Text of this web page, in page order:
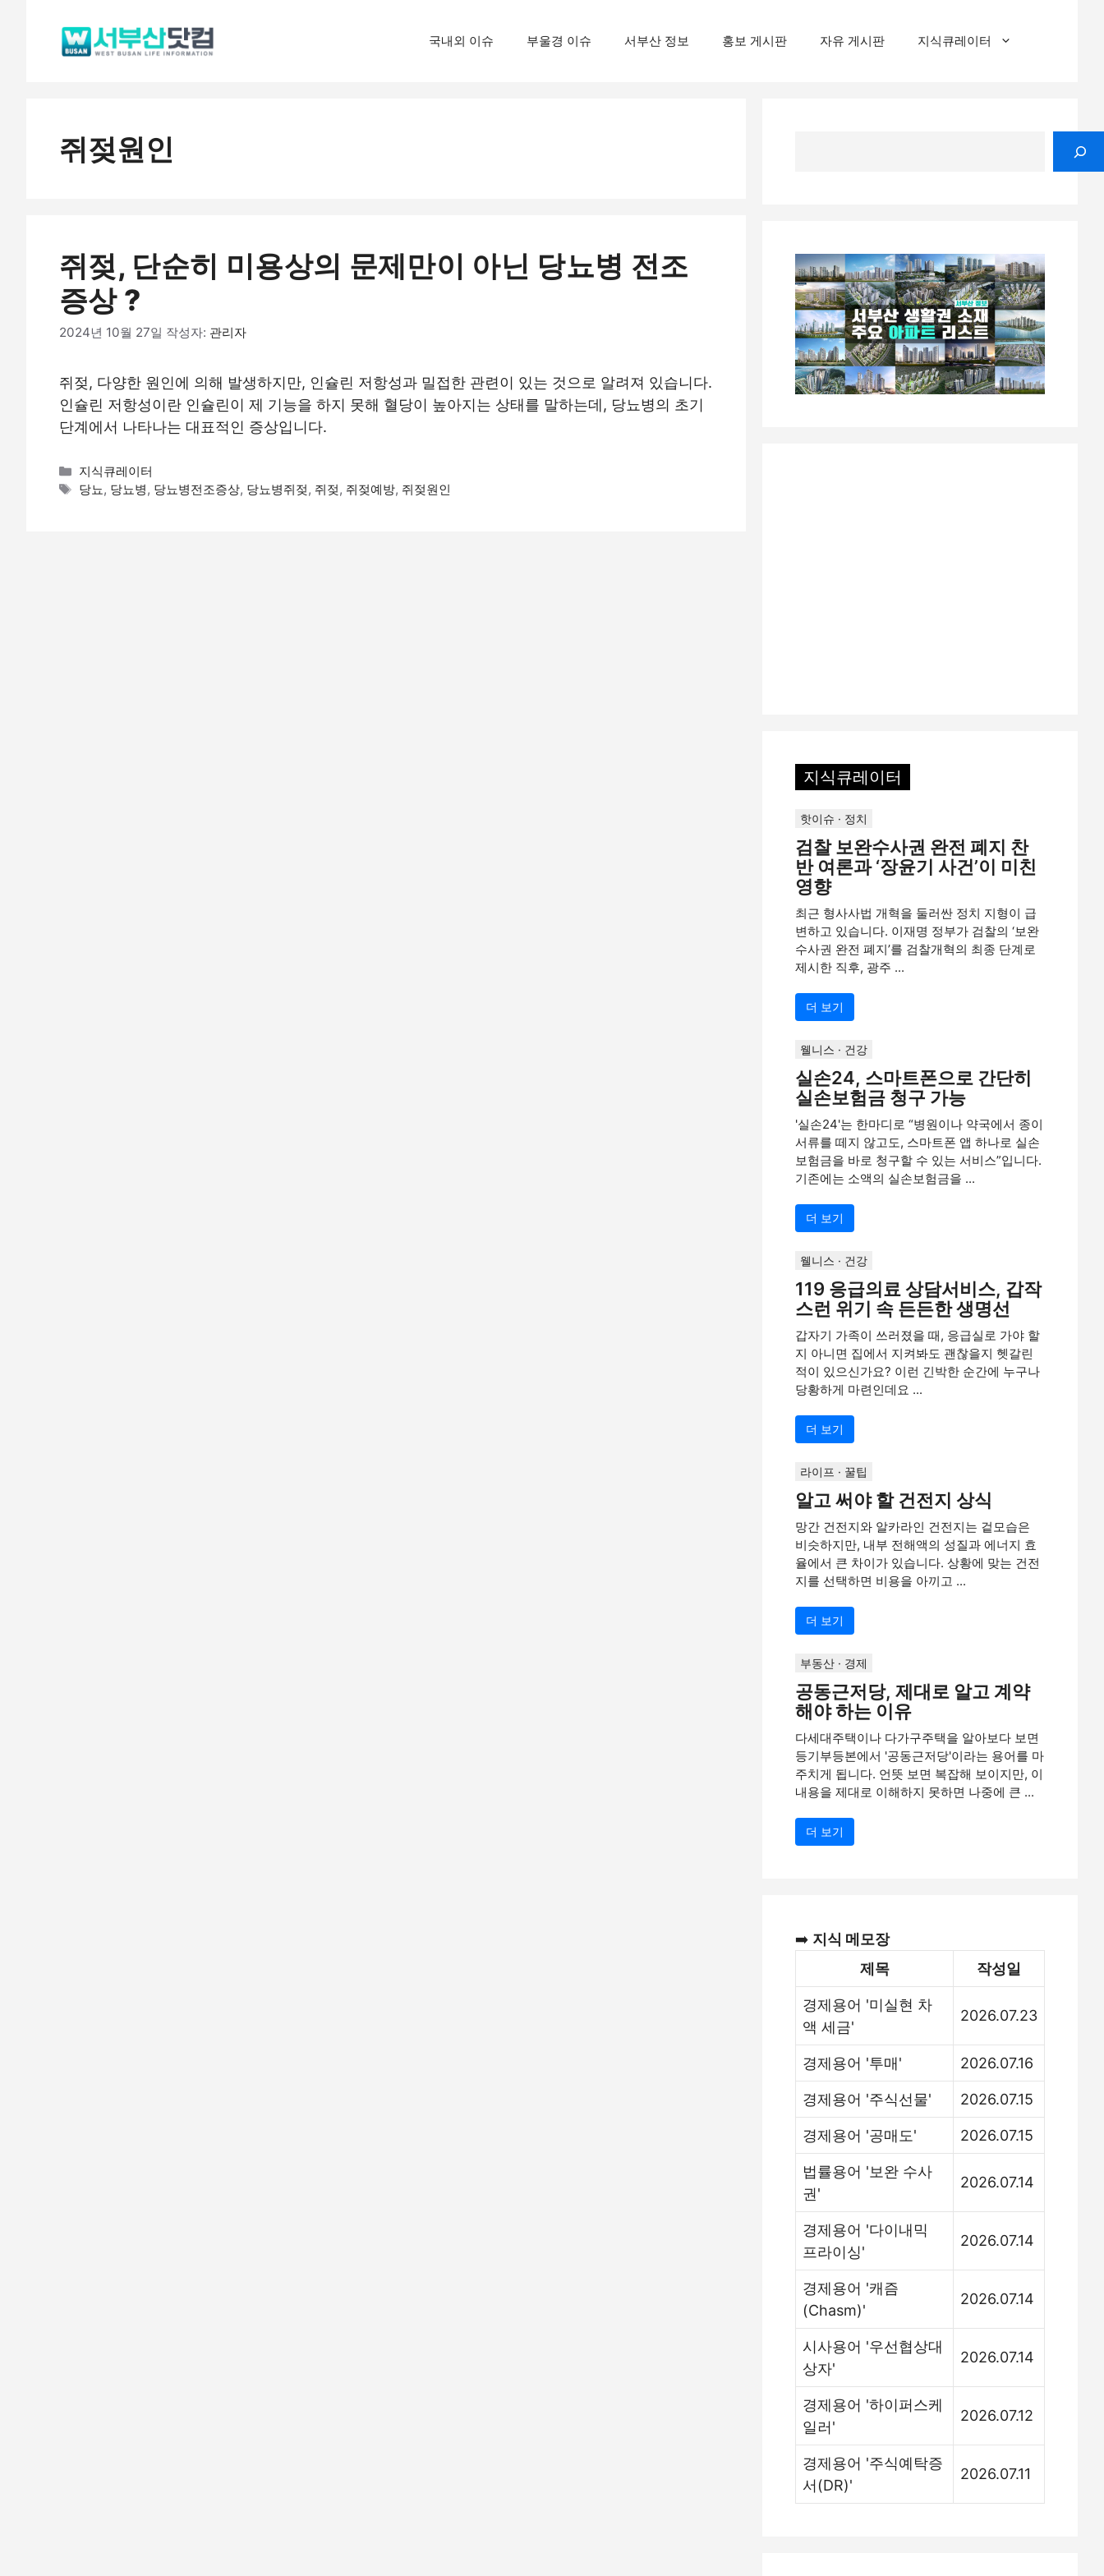
국내외 이슈 부울경 이슈 서부산 정보 홍보 게시판 자유 게시판 지식큐레이터
쥐젖원인
쥐젖, 단순히 미용상의 문제만이 아닌 당뇨병 전조
증상 ?
2024년 10월 27일 작성자: 관리자
쥐젖, 다양한 원인에 의해 발생하지만, 인슐린 저항성과 밀접한 관련이 있는 것으로 알려져 있습니다.
인슐린 저항성이란 인슐린이 제 기능을 하지 못해 혈당이 높아지는 상태를 말하는데, 당뇨병의 초기
단계에서 나타나는 대표적인 증상입니다.
카
테
지식큐레이터
태
당뇨, 당뇨병, 당뇨병전조증상, 당뇨병쥐젖, 쥐젖, 쥐젖예방, 쥐젖원인
지식큐레이터
핫이슈 · 정치
검찰 보완수사권 완전 폐지 찬
반 여론과 ‘장윤기 사건’이 미친
영향
최근 형사사법 개혁을 둘러싼 정치 지형이 급
변하고 있습니다. 이재명 정부가 검찰의 ‘보완
수사권 완전 폐지’를 검찰개혁의 최종 단계로
제시한 직후, 광주 ...
더 보기
웰니스 · 건강
실손24, 스마트폰으로 간단히
실손보험금 청구 가능
'실손24'는 한마디로 “병원이나 약국에서 종이
서류를 떼지 않고도, 스마트폰 앱 하나로 실손
보험금을 바로 청구할 수 있는 서비스”입니다.
기존에는 소액의 실손보험금을 ...
더 보기
웰니스 · 건강
119 응급의료 상담서비스, 갑작
스런 위기 속 든든한 생명선
갑자기 가족이 쓰러졌을 때, 응급실로 가야 할
지 아니면 집에서 지켜봐도 괜찮을지 헷갈린
적이 있으신가요? 이런 긴박한 순간에 누구나
당황하게 마련인데요 ...
더 보기
라이프 · 꿀팁
알고 써야 할 건전지 상식
망간 건전지와 알카라인 건전지는 겉모습은
비슷하지만, 내부 전해액의 성질과 에너지 효
율에서 큰 차이가 있습니다. 상황에 맞는 건전
지를 선택하면 비용을 아끼고 ...
더 보기
부동산 · 경제
공동근저당, 제대로 알고 계약
해야 하는 이유
다세대주택이나 다가구주택을 알아보다 보면
등기부등본에서 '공동근저당'이라는 용어를 마
주치게 됩니다. 언뜻 보면 복잡해 보이지만, 이
내용을 제대로 이해하지 못하면 나중에 큰 ...
더 보기
➡️ 지식 메모장
제목
작성일
경제용어 '미실현 차
액 세금'
2026.07.23
경제용어 '투매' 2026.07.16
경제용어 '주식선물' 2026.07.15
경제용어 '공매도' 2026.07.15
법률용어 '보완 수사
권'
2026.07.14
경제용어 '다이내믹
프라이싱'
2026.07.14
경제용어 '캐즘
(Chasm)'
2026.07.14
시사용어 '우선협상대
상자'
2026.07.14
경제용어 '하이퍼스케
일러'
2026.07.12
경제용어 '주식예탁증
서(DR)'
2026.07.11